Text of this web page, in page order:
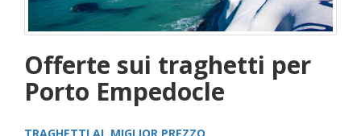
Offerte sui traghetti per
Porto Empedocle